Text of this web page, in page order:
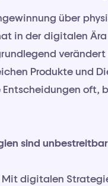
über
in der digitalen
Produkte und
oft,
sind
Mit digitalen